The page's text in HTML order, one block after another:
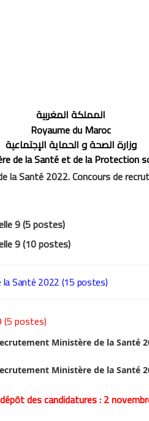
المملكة المغربية
Royaume du Maroc
وزارة الصحة و الحماية الإجتماعية
de la Santé et de la Protection
la Santé 2022. Concours de
9 (5 postes)
9 (10 postes)
Santé 2022 (15 postes)
(5 postes)
des candidatures : 2